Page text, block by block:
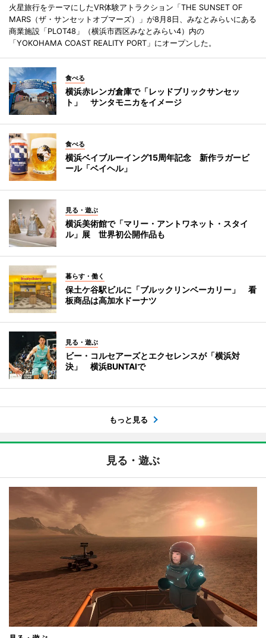
火星旅行をテーマにしたVR体験アトラクション「THE SUNSET OF
MARS（ザ・サンセットオブマーズ）」が8月8日、みなとみらいにある
商業施設「PLOT48」（横浜市西区みなとみらい4）内の
「YOKOHAMA COAST REALITY PORT」にオープンした。
食べる
横浜赤レンガ倉庫で「レッドブリックサンセッ
ト」 サンタモニカをイメージ
食べる
横浜ベイブルーイング15周年記念 新作ラガービ
ール「ベイヘル」
見る・遊ぶ
横浜美術館で「マリー・アントワネット・スタイ
ル」展 世界初公開作品も
暮らす・働く
保土ケ谷駅ビルに「ブルックリンベーカリー」 看
板商品は高加水ドーナツ
見る・遊ぶ
ビー・コルセアーズとエクセレンスが「横浜対
決」 横浜BUNTAIで
もっと見る
見る・遊ぶ